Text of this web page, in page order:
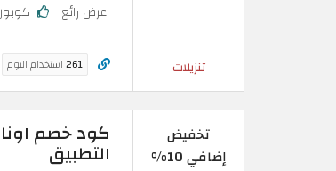
تنزيلات
عرض رائع
261استخدام اليوم
تخفيض
إضافي 10%
التطبيق